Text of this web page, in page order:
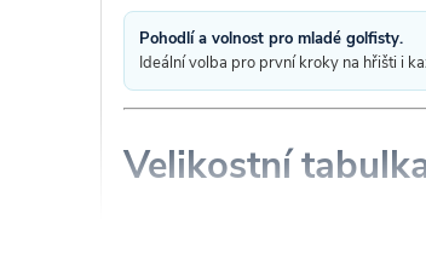
Pohodlí a volnost pro mladé golfisty.
Ideální volba pro první kroky na hřišti i
Velikostní